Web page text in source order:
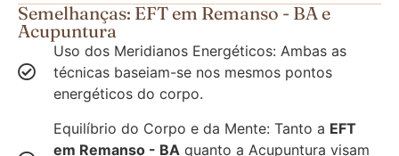
Semelhanças: EFT em Remanso - BA e
Acupuntura
Uso dos Meridianos Energéticos: Ambas as
técnicas baseiam-se nos mesmos pontos
energéticos do corpo.
Equilíbrio do Corpo e da Mente: Tanto a EFT
em Remanso - BA quanto a Acupuntura visam